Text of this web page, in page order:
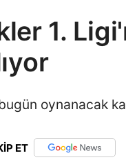
1.
oynanacak
ET